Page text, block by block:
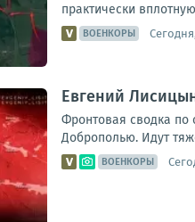
практически
ВОЕНКОРЫ
Евгений
Фронтовая сводка по
Доброполью. Идут
ВОЕНКОРЫ